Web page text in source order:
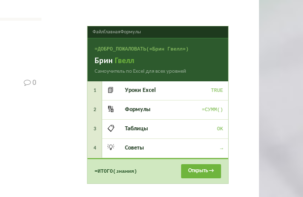
0
ФайлГлавнаяФормулы
=ДОБРО_ПОЖАЛОВАТЬ(«Брин Гвелл»)
Брин Гвелл
Самоучитель по Excel для всех уровней
1 📗 Уроки Excel TRUE
2 🔢 Формулы =СУММ()
3 📋 Таблицы OK
4 💡 Советы →
=ИТОГО(знания) Открыть →